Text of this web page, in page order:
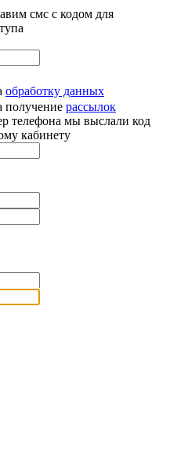
смс с кодом для
обработку данных
получение рассылок
телефона мы выслали код
кабинету